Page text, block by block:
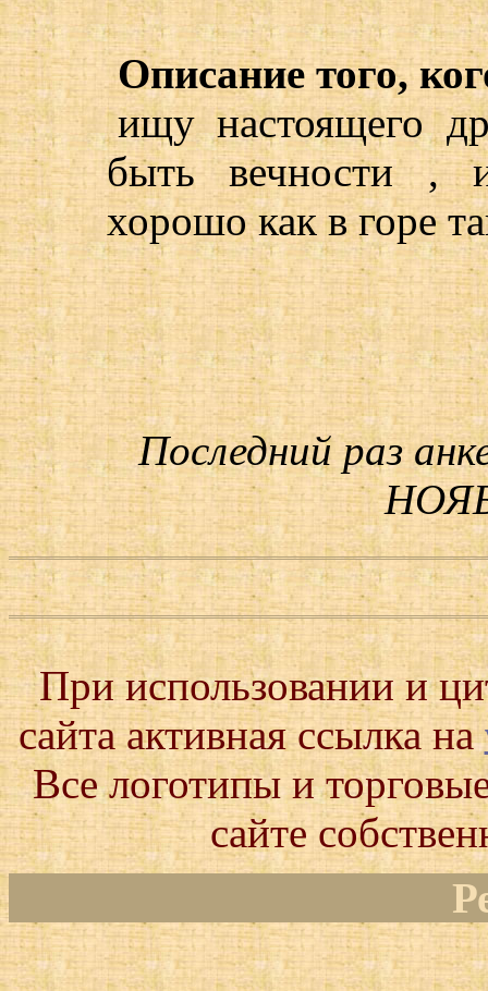
Описание того,
ищу настоящего
быть вечности ,
хорошо как в горе
Последний раз
При использовании и
сайта активная ссылка на
Все логотипы и
сайте